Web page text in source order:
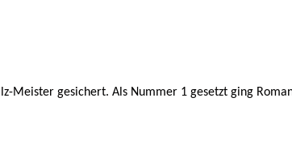
Meister gesichert. Als Nummer 1 gesetzt ging